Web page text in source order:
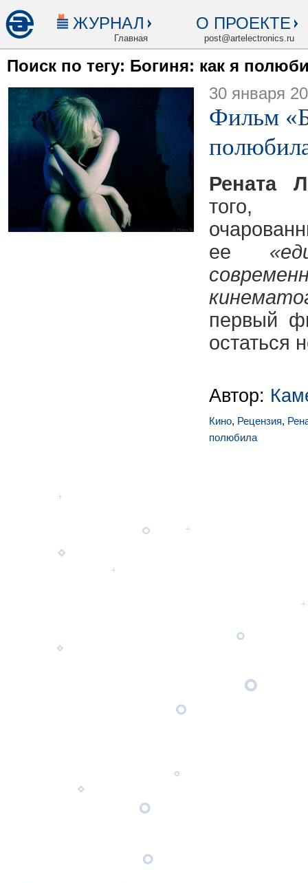
ЖУРНАЛ
Главная
О ПРОЕКТЕ
post@artelectronics.ru
Поиск по тегу: Богиня: как я
30 января
Фильм
Рената
того,
ее
первый
остаться
Автор:
Кино, Рецензия,
полюбила